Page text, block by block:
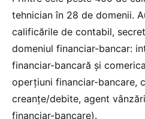
tehnician în 28 de domenii.
calificările de contabil,
domeniul financiar-bancar:
financiar-bancară și
operțiuni financiar-bancare,
creanțe/debite, agent
financiar-bancare).